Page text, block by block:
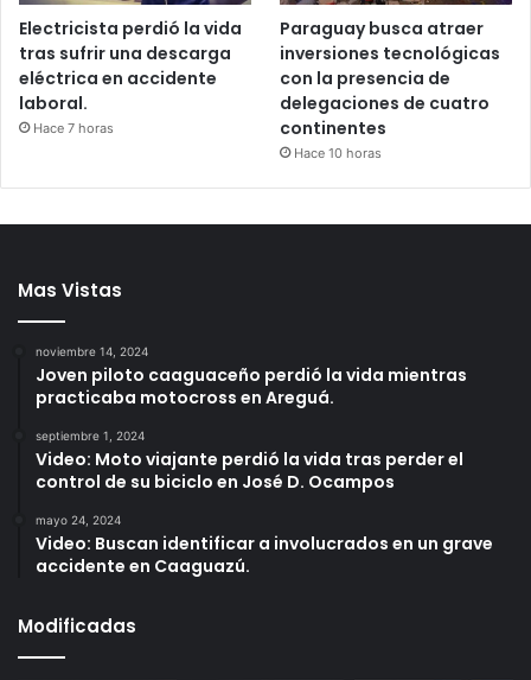
Electricista perdió la vida
tras sufrir una descarga
eléctrica en accidente
laboral.
Hace 7 horas
Paraguay busca atraer
inversiones tecnológicas
con la presencia de
delegaciones de cuatro
continentes
Hace 10 horas
Mas Vistas
noviembre 14, 2024
Joven piloto caaguaceño perdió la vida mientras
practicaba motocross en Areguá.
septiembre 1, 2024
Video: Moto viajante perdió la vida tras perder el
control de su biciclo en José D. Ocampos
mayo 24, 2024
Video: Buscan identificar a involucrados en un grave
accidente en Caaguazú.
Modificadas